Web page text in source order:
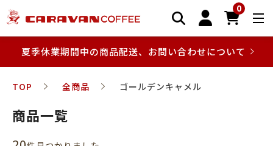
0
夏季休業期間中の商品配送、お問い合わせについて
TOP 全商品 ゴールデンキャメル
商品一覧